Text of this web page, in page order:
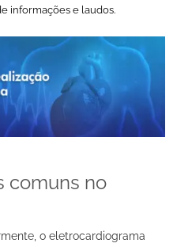
informações e laudos.
comuns no
o eletrocardiograma